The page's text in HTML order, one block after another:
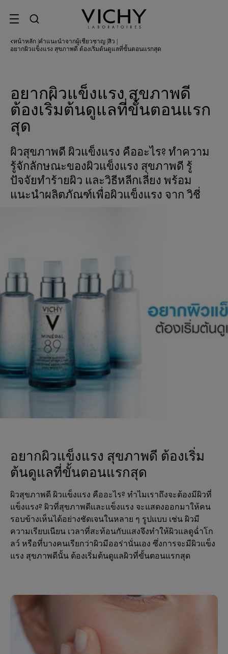
SITE MENU
หน้าหลัก คำแนะนำจากผู้เชี่ยวชาญ สิว
อยากผิวแข็งแรง สุขภาพดี ต้องเริ่มต้นดูแลที่ขั้นตอนแรกสุด
อยากผิวแข็งแรง สุขภาพดี
ต้องเริ่มต้นดูแลที่ขั้นตอนแรก
สุด
ผิวสุขภาพดี ผิวแข็งแรง คืออะไร? ทำความ
รู้จักลักษณะของผิวแข็งแรง สุขภาพดี รู้
ปัจจัยทำร้ายผิว และวิธีหลีกเลี่ยง พร้อม
แนะนำผลิตภัณฑ์เพื่อผิวแข็งแรง จาก วิชี่
อยากผิวแข็งแรง สุขภาพดี ต้องเริ่ม
ต้นดูแลที่ขั้นตอนแรกสุด
ผิวสุขภาพดี ผิวแข็งแรง คืออะไร? ทำไมเราถึงจะต้องมีผิวที่
แข็งแรง? ผิวที่สุขภาพดีและแข็งแรง จะแสดงออกมาให้คน
รอบข้างเห็นได้อย่างชัดเจนในหลาย ๆ รูปแบบ เช่น ผิวมี
ความเรียบเนียน เวลาที่สะท้อนกับแสงจึงทำให้ผิวแลดูฉ่ำโก
ลว์ หรือที่บางคนเรียกว่าผิวมีออร่านั่นเอง ซึ่งการจะมีผิวแข็ง
แรง สุขภาพดีนั้น ต้องเริ่มต้นดูแลผิวที่ขั้นตอนแรกสุด